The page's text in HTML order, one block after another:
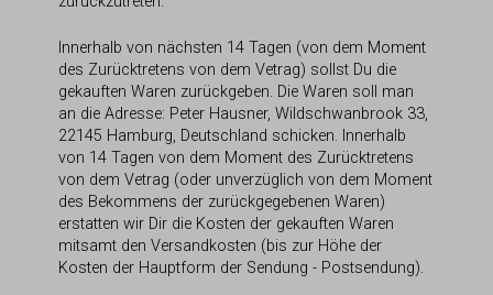
Innerhalb von nächsten 14 Tagen (von dem Moment
des Zurücktretens von dem Vetrag) sollst Du die
gekauften Waren zurückgeben. Die Waren soll man
an die Adresse: Peter Hausner, Wildschwanbrook 33,
22145 Hamburg, Deutschland schicken. Innerhalb
von 14 Tagen von dem Moment des Zurücktretens
von dem Vetrag (oder unverzüglich von dem Moment
des Bekommens der zurückgegebenen Waren)
erstatten wir Dir die Kosten der gekauften Waren
mitsamt den Versandkosten (bis zur Höhe der
Kosten der Hauptform der Sendung - Postsendung).